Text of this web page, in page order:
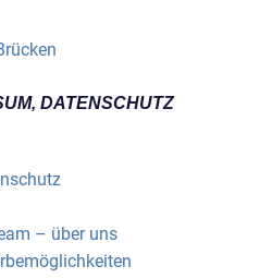
DATENSCHUTZ
– über uns